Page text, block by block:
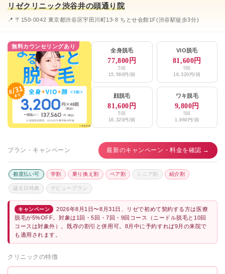
リゼクリニック渋谷井の頭通り院
📍 〒150-0042 東京都渋谷区宇田川町13-8 ちとせ会館1F(渋谷駅徒歩3分)
無料カウンセリングあり
全身脱毛
77,800円
5回
15,560円/回
VIO脱毛
81,600円
5回
16,320円/回
顔脱毛
81,600円
5回
16,320円/回
ワキ脱毛
9,800円
5回
1,960円/回
プラン・キャンペーン 最新のキャンペーン・料金を確認 →
都度払い可 学割 乗り換え割 ペア割 シニア割 紹介割
誕生日特典 デビュープラン
キャンペーン
2026年8月1日〜8月31日、リゼで初めて契約する方は医療
脱毛が5%OFF。対象は1回・5回・7回・9回コース（ニードル脱毛と10回
コースは対象外）。既存の割引と併用可。8月中に予約すれば9月の来院で
も適用されます。
クリニックの特徴